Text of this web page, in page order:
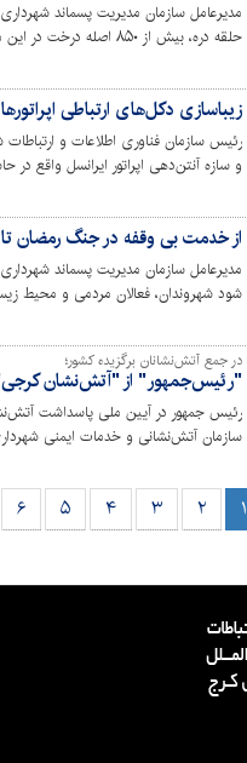
مدیرعامل سازمان مدیریت پسماند
حلقه دره، بیش از ۸۵۰ اصله درخت در این محل کاشته شد.
زیباسازی دکل‌های ارتباطی
رئیس سازمان فناوری اطلاعات و
و سازه آنتن‌دهی اپراتور ایرانسل واقع
از خدمت بی وقفه در جنگ رمضان
مدیرعامل سازمان مدیریت پسماند
شود شهروندان، فعالان مردمی و محیط
در جمع آتش‌نشانان برگزیده کشور؛
"رئیس‌جمهور" از "آتش‌نشان
رئیس جمهور در آیین ملی پاسداشت
سازمان آتش‌نشانی و خدمات ایمنی
۱ ۲ ۳ ۴ ۵ ۶